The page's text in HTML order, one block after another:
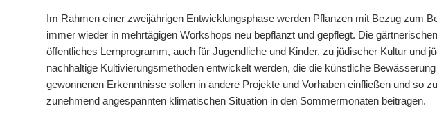
Im Rahmen einer zweijährigen Entwicklungsphase werden Pflanzen mit Bezug zum
immer wieder in mehrtägigen Workshops neu bepflanzt und gepflegt. Die
öffentliches Lernprogramm, auch für Jugendliche und Kinder, zu jüdischer Kultur und
nachhaltige Kultivierungsmethoden entwickelt werden, die die künstliche
gewonnenen Erkenntnisse sollen in andere Projekte und Vorhaben einfließen und so
zunehmend angespannten klimatischen Situation in den Sommermonaten beitragen.